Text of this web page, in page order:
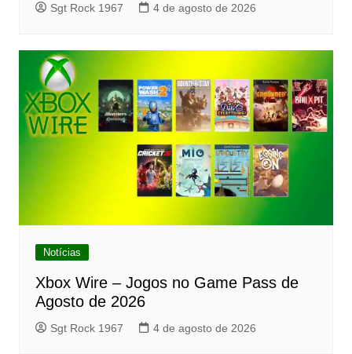
Sgt Rock 1967 4 de agosto de 2026
Notícias
Xbox Wire – Jogos no Game Pass de
Agosto de 2026
Sgt Rock 1967 4 de agosto de 2026